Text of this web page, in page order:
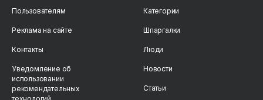
Пользователям
Реклама на сайте
Контакты
Уведомление об
использовании
рекомендательных
Категории
Шпаргалки
Люди
Новости
Статьи